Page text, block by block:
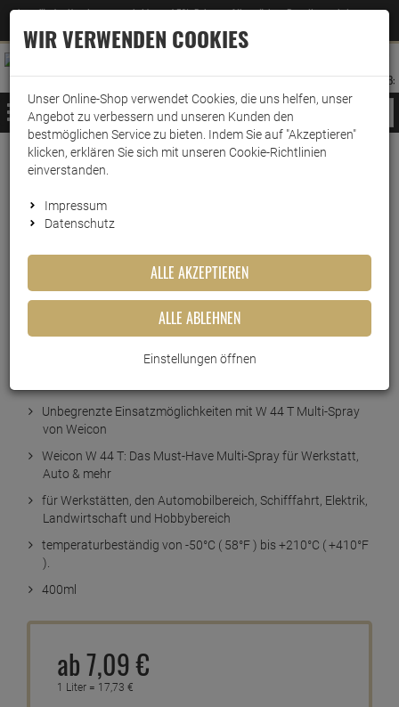
Jetzt für den Newsletter entscheiden und 5% Rabatt auf Ihre nächste Bestellung erhalten
–Zum Newsletter
ANMELDEN
AUFKLAPPEN
MERKZETTEL
WARENKORB:
MENÜ
Weiter einkaufen www.wark24.de Leben & Wohnen
Baumarkt
Pflegespray
Weicon W 44 T Multi-Spray 400ml
Weicon W 44 T Multi-Spray
400ml
Artikel-Nummer:10012341
Unbegrenzte Einsatzmöglichkeiten mit W 44 T Multi-Spray
von Weicon
Weicon W 44 T: Das Must-Have Multi-Spray für Werkstatt,
Auto & mehr
für Werkstätten, den Automobilbereich, Schifffahrt, Elektrik,
Landwirtschaft und Hobbybereich
temperaturbeständig von -50°C ( 58°F ) bis +210°C ( +410°F
).
400ml
ab7,09€
1 Liter = 17,73 €
WIR VERWENDEN COOKIES
Unser Online-Shop verwendet Cookies, die uns helfen, unser
Angebot zu verbessern und unseren Kunden den
bestmöglichen Service zu bieten. Indem Sie auf "Akzeptieren"
klicken, erklären Sie sich mit unseren Cookie-Richtlinien
einverstanden.
Impressum
Datenschutz
ALLE AKZEPTIEREN
ALLE ABLEHNEN
Einstellungen öffnen